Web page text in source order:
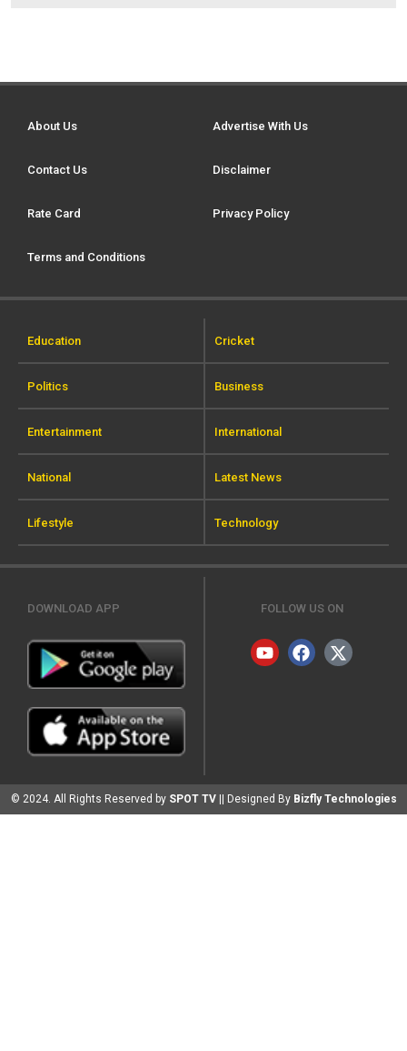
About Us Advertise With Us
Contact Us Disclaimer
Rate Card Privacy Policy
Terms and Conditions
Education Cricket
Politics Business
Entertainment International
National Latest News
Lifestyle Technology
DOWNLOAD APP FOLLOW US ON
© 2024. All Rights Reserved by SPOT TV || Designed By Bizfly Technologies